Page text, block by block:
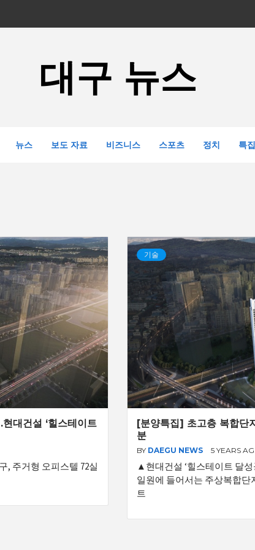
대구 뉴스
뉴스 보도 자료 비즈니스 스포츠 정치 특집
대건설 ‘힐스테이트
, 주거형 오피스텔 72실
기술
[분양특집] 초고층 복합단
분
BY DAEGU NEWS 5 YEARS
▲현대건설 ‘힐스테이트 달
일원에 들어서는 주상복합단
트